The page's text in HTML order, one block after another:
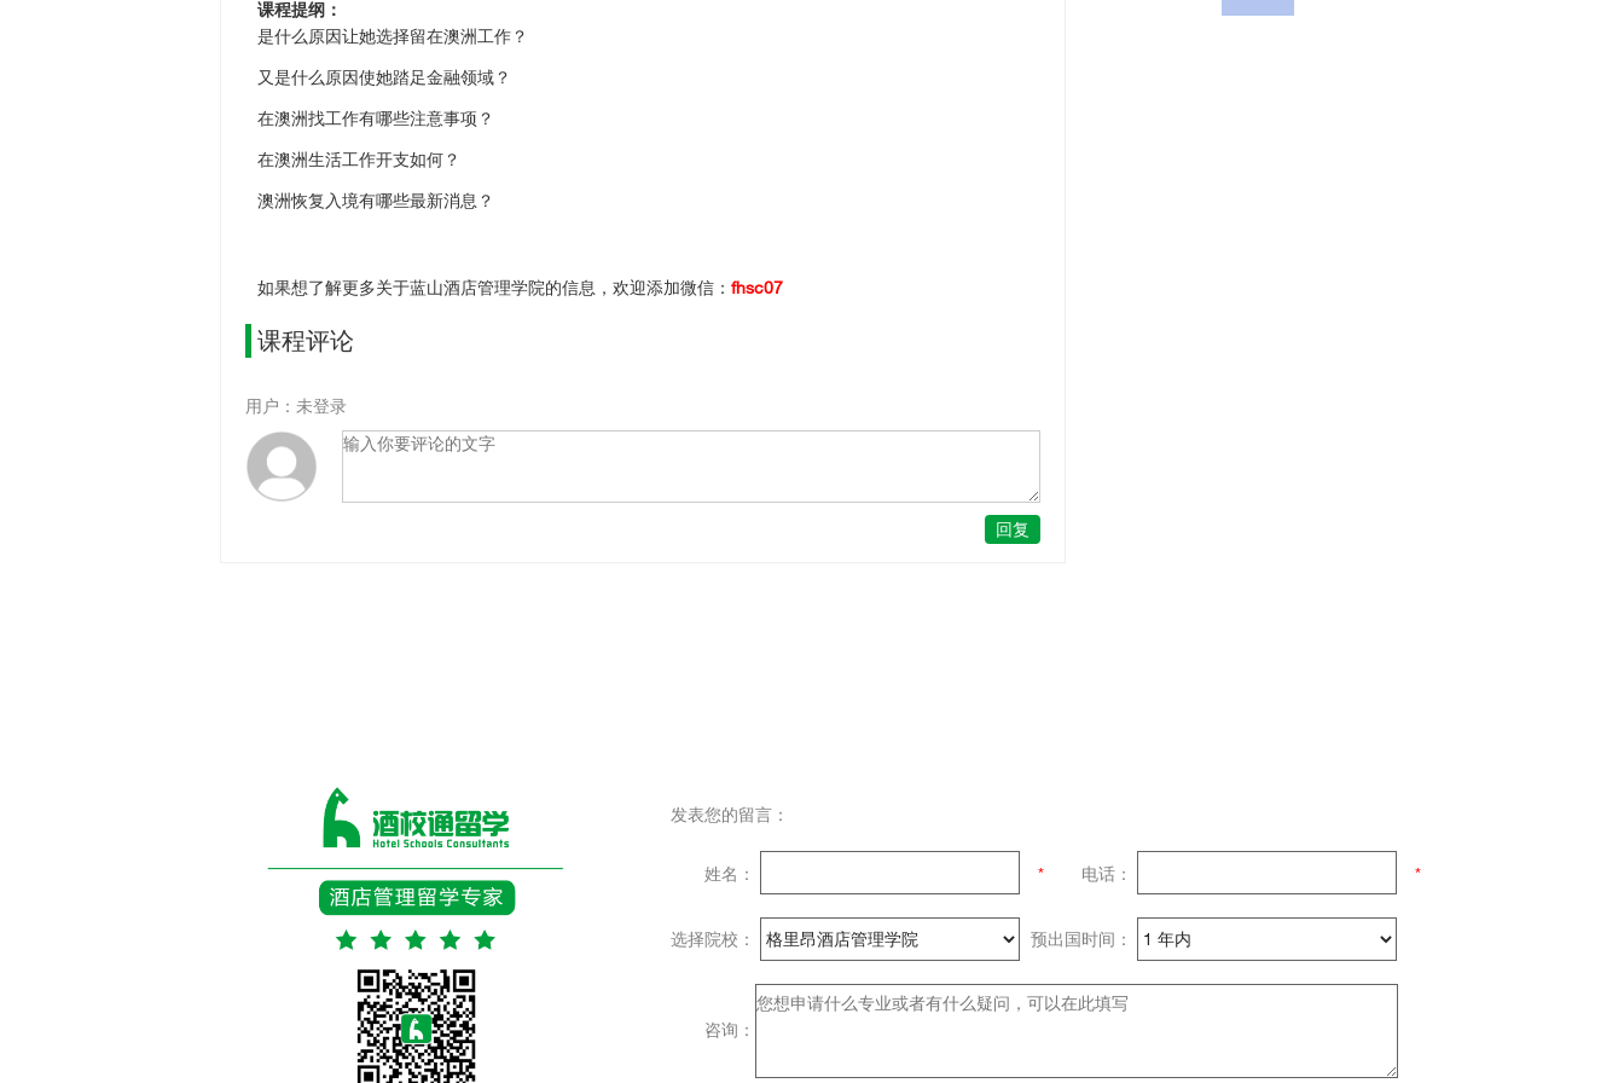
课程提纲：
是什么原因让她选择留在澳洲工作？
又是什么原因使她踏足金融领域？
在澳洲找工作有哪些注意事项？
在澳洲生活工作开支如何？
澳洲恢复入境有哪些最新消息？
如果想了解更多关于蓝山酒店管理学院的信息，欢迎添加微信： fhsc07
课程评论
用户：未登录
回复
发表您的留言：
姓名： 电话：
选择院校： 预出国时间：
咨询：